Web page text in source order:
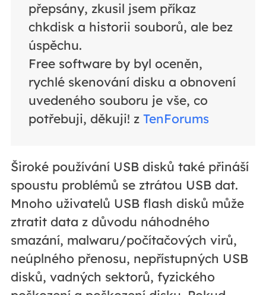
přepsány, zkusil jsem příkaz
chkdisk a historii souborů, ale bez
úspěchu.
Free software by byl oceněn,
rychlé skenování disku a obnovení
uvedeného souboru je vše, co
potřebuji, děkuji! z TenForums
Široké používání USB disků také přináší
spoustu problémů se ztrátou USB dat.
Mnoho uživatelů USB flash disků může
ztratit data z důvodu náhodného
smazání, malwaru/počítačových virů,
neúplného přenosu, nepřístupných USB
disků, vadných sektorů, fyzického